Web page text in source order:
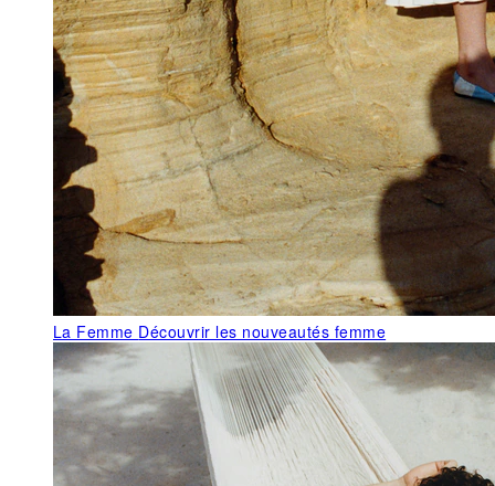
La Femme Découvrir les nouveautés femme